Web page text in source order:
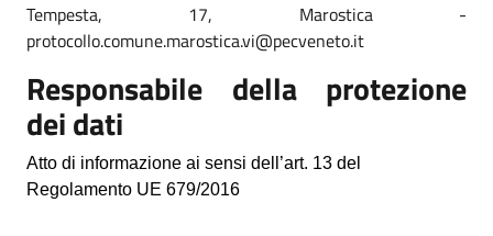
Tempesta, 17, Marostica -
protocollo.comune.marostica.vi@pecveneto.it
Responsabile della protezione
dei dati
Atto di informazione ai sensi dell’art. 13 del
Regolamento UE 679/2016